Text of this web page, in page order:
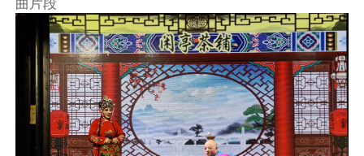
曲片段